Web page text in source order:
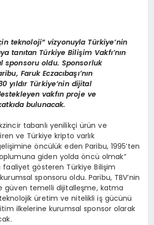
teknoloji” vizyonuyla Türkiye’nin
tanıtan Türkiye Bilişim Vakfı’nın
sponsoru oldu. Sponsorluk
Faruk Eczacıbaşı’nın
yıldır Türkiye’nin dijital
vakfın proje ve
bulunacak.
tabanlı yenilikçi ürün ve
ve Türkiye kripto varlık
öncülük eden Paribu, 1995’ten
giden yolda öncü olmak”
gösteren Türkiye Bilişim
kurumsal sponsoru oldu. Paribu, TBV’nin
güven temelli dijitalleşme, katma
üretim ve nitelikli iş gücünü
ilkelerine kurumsal sponsor olarak